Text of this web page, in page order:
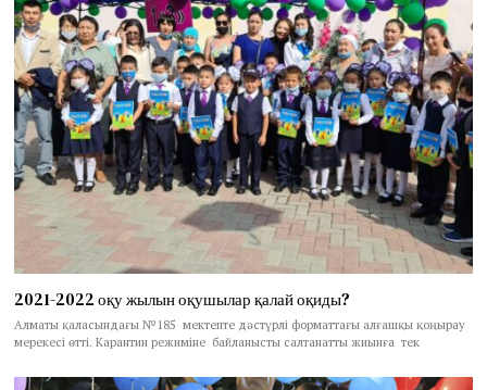
2021-2022 оқу жылын оқушылар қалай оқиды?
Алматы қаласындағы №185 мектепте дәстүрлі форматтағы алғашқы қоңырау
мерекесі өтті. Карантин режиміне байланысты салтанатты жиынға тек